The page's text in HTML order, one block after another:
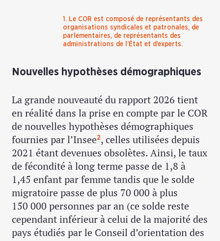
1. Le COR est composé de représentants des
organisations syndicales et patronales, de
parlementaires, de représentants des
administrations de l’État et d’experts.
Nouvelles hypothèses démographiques
La grande nouveauté du rapport 2026 tient
en réalité dans la prise en compte par le COR
de nouvelles hypothèses démographiques
fournies par l’Insee2, celles utilisées depuis
2021 étant devenues obsolètes. Ainsi, le taux
de fécondité à long terme passe de 1,8 à
1,45 enfant par femme tandis que le solde
migratoire passe de plus 70 000 à plus
150 000 personnes par an (ce solde reste
cependant inférieur à celui de la majorité des
pays étudiés par le Conseil d’orientation des